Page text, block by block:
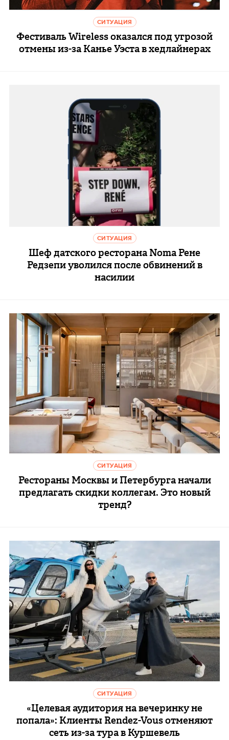
СИТУАЦИЯ
Фестиваль Wireless оказался под угрозой
отмены из-за Канье Уэста в хедлайнерах
СИТУАЦИЯ
Шеф датского ресторана Noma Рене
Редзепи уволился после обвинений в
насилии
СИТУАЦИЯ
Рестораны Москвы и Петербурга начали
предлагать скидки коллегам. Это новый
тренд?
СИТУАЦИЯ
«Целевая аудитория на вечеринку не
попала»: Клиенты Rendez-Vous отменяют
сеть из-за тура в Куршевель